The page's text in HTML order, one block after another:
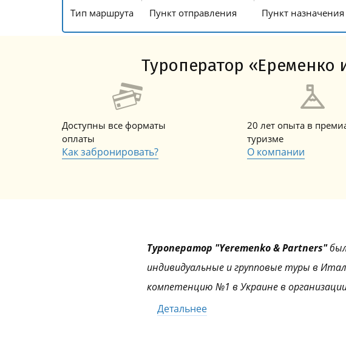
Тип маршрута Пункт отправления Пункт назначения
Туроператор «Еременко
Доступны все форматы
оплаты
Как забронировать?
20 лет опыта в
туризме
О компании
Туроператор "Yeremenko & Partners"был
индивидуальные и групповые туры в
компетенцию №1 в Украине в
Детальнее